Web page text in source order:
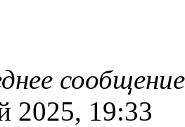
сообщение
2025, 19:33